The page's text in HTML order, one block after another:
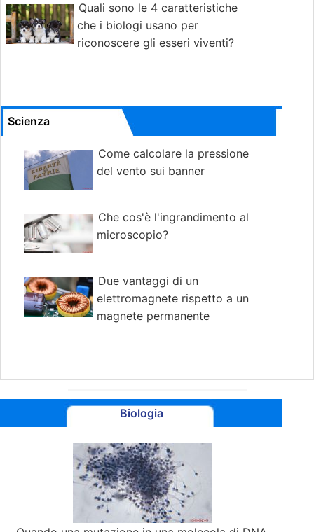
Quali sono le 4 caratteristiche
che i biologi usano per
riconoscere gli esseri viventi?
Scienza
Come calcolare la pressione
del vento sui banner
Che cos'è l'ingrandimento al
microscopio?
Due vantaggi di un
elettromagnete rispetto a un
magnete permanente
Biologia